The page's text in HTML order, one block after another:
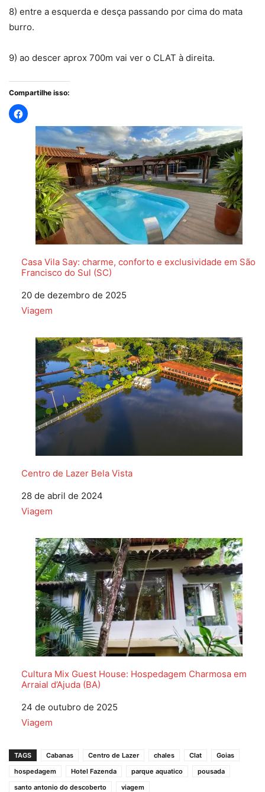
8) entre a esquerda e desça passando por cima do mata
burro.
9) ao descer aprox 700m vai ver o CLAT à direita.
Compartilhe isso:
Casa Vila Say: charme, conforto e exclusividade em São
Francisco do Sul (SC)
Data
20 de dezembro de 2025
Em relação a
Viagem
Centro de Lazer Bela Vista
Data
28 de abril de 2024
Em relação a
Viagem
Cultura Mix Guest House: Hospedagem Charmosa em
Arraial d’Ajuda (BA)
Data
24 de outubro de 2025
Em relação a
Viagem
TAGS Cabanas Centro de Lazer chales Clat
Goias
hospedagem
Hotel Fazenda parque aquatico
pousada
santo antonio do descoberto
viagem